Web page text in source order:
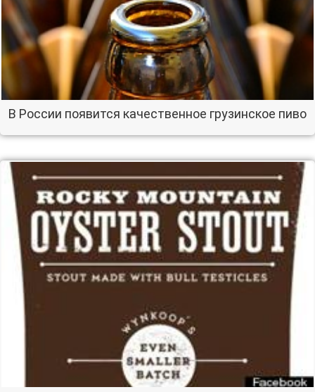
В России появится качественное грузинское пиво